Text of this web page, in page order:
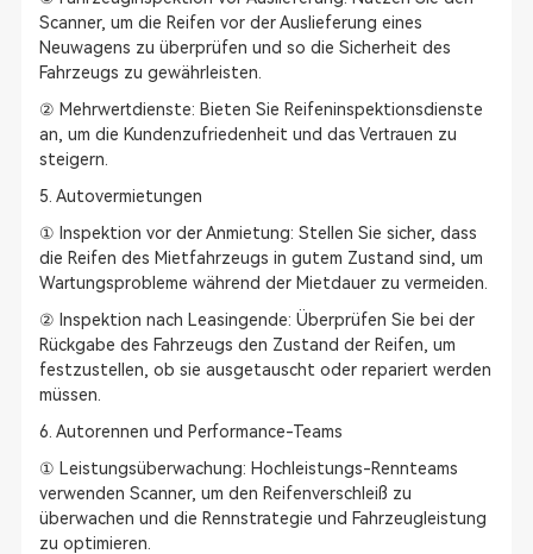
Scanner, um die Reifen vor der Auslieferung eines
Neuwagens zu überprüfen und so die Sicherheit des
Fahrzeugs zu gewährleisten.
② Mehrwertdienste: Bieten Sie Reifeninspektionsdienste
an, um die Kundenzufriedenheit und das Vertrauen zu
steigern.
5. Autovermietungen
① Inspektion vor der Anmietung: Stellen Sie sicher, dass
die Reifen des Mietfahrzeugs in gutem Zustand sind, um
Wartungsprobleme während der Mietdauer zu vermeiden.
② Inspektion nach Leasingende: Überprüfen Sie bei der
Rückgabe des Fahrzeugs den Zustand der Reifen, um
festzustellen, ob sie ausgetauscht oder repariert werden
müssen.
6. Autorennen und Performance-Teams
① Leistungsüberwachung: Hochleistungs-Rennteams
verwenden Scanner, um den Reifenverschleiß zu
überwachen und die Rennstrategie und Fahrzeugleistung
zu optimieren.